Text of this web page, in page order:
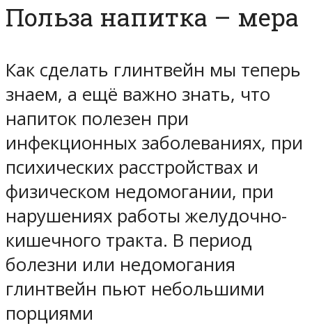
Польза напитка – мера
Как сделать глинтвейн мы теперь
знаем, а ещё важно знать, что
напиток полезен при
инфекционных заболеваниях, при
психических расстройствах и
физическом недомогании, при
нарушениях работы желудочно-
кишечного тракта. В период
болезни или недомогания
глинтвейн пьют небольшими
порциями